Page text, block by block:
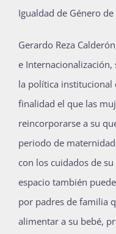
Igualdad de Género de
Gerardo Reza
e Internacionalización,
la política institucional
finalidad el que las
reincorporarse a su
periodo de
con los cuidados de
espacio también
por padres de familia
alimentar a su bebé,